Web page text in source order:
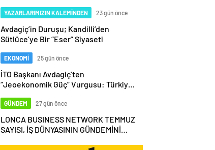
YAZARLARIMIZIN KALEMİNDEN 23 gün önce
Avdagiç’in Duruşu; Kandilli’den
Sütlüce’ye Bir “Eser” Siyaseti
EKONOMİ 25 gün önce
İTO Başkanı Avdagiç’ten
“Jeoekonomik Güç” Vurgusu: Türkiye,
Olmalı
GÜNDEM 27 gün önce
LONCA BUSINESS NETWORK TEMMUZ
SAYISI, İŞ DÜNYASININ GÜNDEMİNİ